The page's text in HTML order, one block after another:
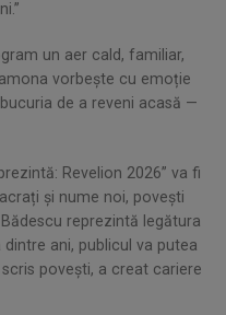
un aer cald, familiar,
vorbește cu emoție
de a reveni acasă —
Revelion 2026” va fi
și nume noi, povești
reprezintă legătura
ani, publicul va putea
povești, a creat cariere